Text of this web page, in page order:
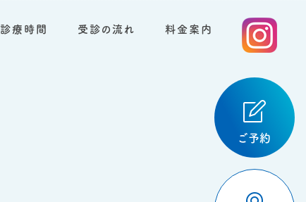
ご予約
診療時間 受診の流れ 料金案内